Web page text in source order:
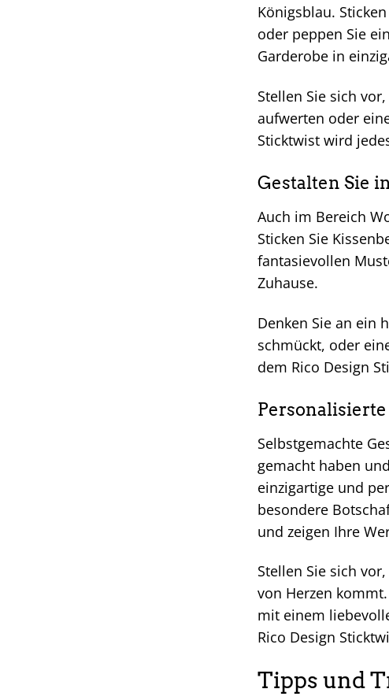
Königsblau.
oder peppen Sie
Garderobe in
Stellen Sie sich
aufwerten oder
Sticktwist wird
Gestalten Sie
Auch im Bereich
Sticken Sie
fantasievollen
Zuhause.
Denken Sie an ein
schmückt, oder
dem Rico Design
Selbstgemachte
gemacht haben
einzigartige und
besondere
und zeigen Ihre
Stellen Sie sich
von Herzen
mit einem
Rico Design
Tipps und